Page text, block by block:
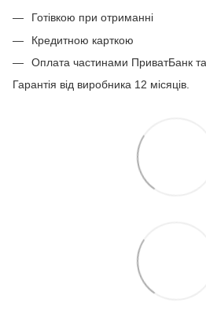
Готівкою при отриманні
Кредитною карткою
Оплата частинами ПриватБанк
Гарантія від виробника 12 місяців.